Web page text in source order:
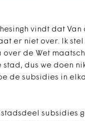
vindt dat Van
er niet over. Ik
de Wet
dus we doen
de subsidies in
subsidies